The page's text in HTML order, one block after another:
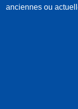
anciennes ou